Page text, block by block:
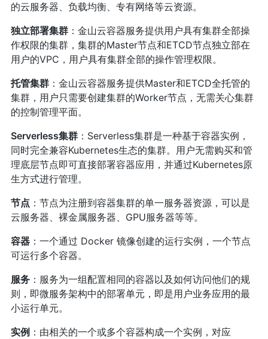
的云服务器、负载均衡、专有网络等云资源。
独立部署集群：金山云容器服务提供用户具有集群全部操
作权限的集群，集群的Master节点和ETCD节点独立部在
用户的VPC，用户具有集群全部的操作管理权限。
托管集群：金山云容器服务提供Master和ETCD全托管的
集群，用户只需要创建集群的Worker节点，无需关心集群
的控制管理平面。
Serverless集群：Serverless集群是一种基于容器实例，
同时完全兼容Kubernetes生态的集群。用户无需购买和管
理底层节点即可直接部署容器应用，并通过Kubernetes原
生方式进行管理。
节点 ：节点为注册到容器集群的单一服务器资源，可以是
云服务器、裸金属服务器、GPU服务器等等。
容器：一个通过 Docker 镜像创建的运行实例，一个节点
可运行多个容器。
服务：服务为一组配置相同的容器以及如何访问他们的规
则，即微服务架构中的部署单元，即是用户业务应用的最
小运行单元。
实例 ：由相关的一个或多个容器构成一个实例，对应